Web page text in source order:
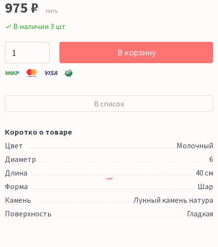
975 ₽ нить
✓ В наличии 3 шт
В корзину
В список
Коротко о товаре
Цвет
Молочный
Диаметр
6
Длина
40 см
Форма
Шар
Камень
Лунный камень натура
Поверхность
Гладкая